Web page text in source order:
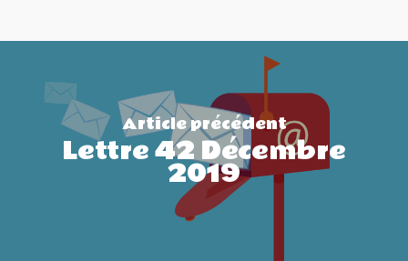
Article précédent
Lettre 42 Décembre
2019